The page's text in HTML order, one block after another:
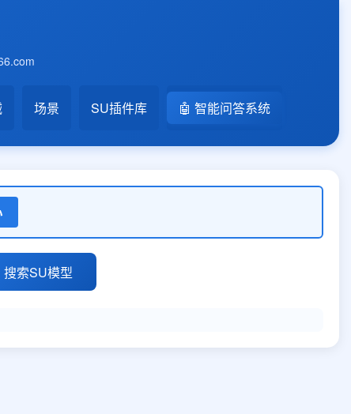
场景 SU插件库 🤖 智能问答系统
搜索SU模型